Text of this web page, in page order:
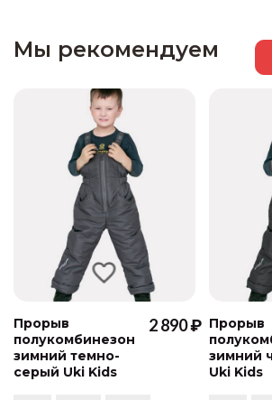
Мы рекомендуем
Прорыв
полукомбинезон
зимний темно-
серый Uki Kids
2 890 ₽ Прорыв
зимний
Uki Kids